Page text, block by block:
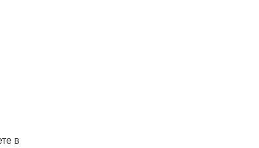
в